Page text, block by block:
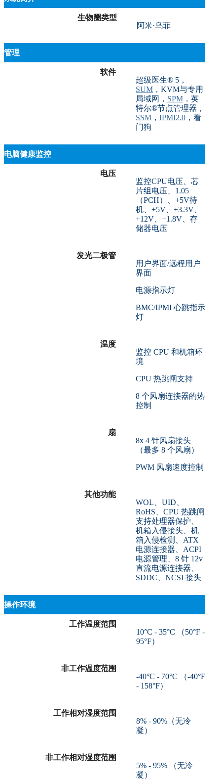
生物圈类型
阿米·乌菲
管理
软件
超级医生® 5，
SUM ，KVM与专用
局域网， SPM ，英
特尔®节点管理器，
SSM ， IPMI2.0 ，看
门狗
电脑健康监控
电压
监控CPU电压、芯
片组电压、1.05
（PCH）、+5V待
机、+5V、+3.3V、
+12V、+1.8V、存
储器电压
发光二极管
用户界面/远程用户
界面
电源指示灯
BMC/IPMI 心跳指示
灯
温度
监控 CPU 和机箱环
境
CPU 热跳闸支持
8 个风扇连接器的热
控制
扇
8x 4 针风扇接头
（最多 8 个风扇）
PWM 风扇速度控制
其他功能
WOL、UID、
RoHS、CPU 热跳闸
支持处理器保护、
机箱入侵接头、机
箱入侵检测、ATX
电源连接器、ACPI
电源管理、8 针 12v
直流电源连接器、
SDDC、NCSI 接头
操作环境
工作温度范围
10°C - 35°C （50°F -
95°F）
非工作温度范围
-40°C - 70°C （-40°F
- 158°F）
工作相对湿度范围
8% - 90%（无冷
凝）
非工作相对湿度范围
5% - 95% （无冷
凝）